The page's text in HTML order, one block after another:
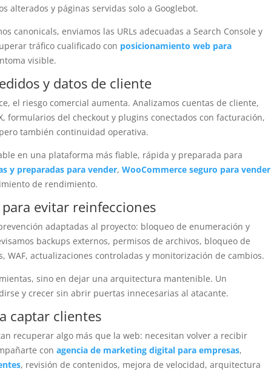
alterados y páginas servidas solo a Googlebot.
canonicals, enviamos las URLs adecuadas a Search Console y
tráfico cualificado con posicionamiento web para
visible.
y datos de cliente
el riesgo comercial aumenta. Analizamos cuentas de cliente,
formularios del checkout y plugins conectados con facturación,
también continuidad operativa.
en una plataforma más fiable, rápida y preparada para
y preparadas para vender,WooCommerce seguro para vender
de rendimiento.
evitar reinfecciones
adaptadas al proyecto: bloqueo de enumeración y
backups externos, permisos de archivos, bloqueo de
actualizaciones controladas y monitorización de cambios.
sino en dejar una arquitectura mantenible. Un
y crecer sin abrir puertas innecesarias al atacante.
captar clientes
recuperar algo más que la web: necesitan volver a recibir
conagencia de marketing digital para empresas,
, revisión de contenidos, mejora de velocidad, arquitectura